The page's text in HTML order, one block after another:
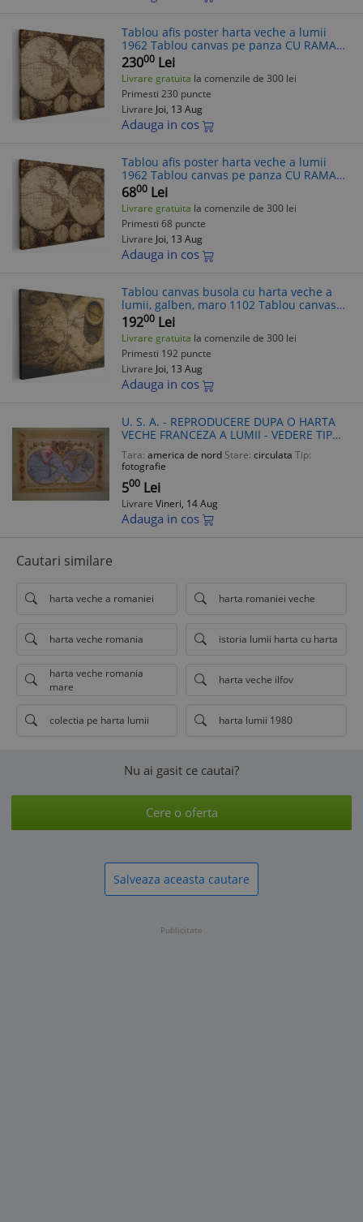
Tablou afis poster harta veche a lumii
1962 Tablou canvas pe panza CU RAMA
60x90 cm
23000 Lei
Livrare gratuita la comenzile de 300 lei
Primesti 230 puncte
Livrare Joi, 13 Aug
Adauga in cos
Tablou afis poster harta veche a lumii
1962 Tablou canvas pe panza CU RAMA
20x30 cm
6800 Lei
Livrare gratuita la comenzile de 300 lei
Primesti 68 puncte
Livrare Joi, 13 Aug
Adauga in cos
Tablou canvas busola cu harta veche a
lumii, galben, maro 1102 Tablou canvas
pe panza CU RAMA 60x80 cm
19200 Lei
Livrare gratuita la comenzile de 300 lei
Primesti 192 puncte
Livrare Joi, 13 Aug
Adauga in cos
U. S. A. - REPRODUCERE DUPA O HARTA
VECHE FRANCEZA A LUMII - VEDERE TIP
FELICITARE - 2 PAGINI - CIRCULATA .
Tara: america de nord Stare: circulata Tip:
fotografie
500 Lei
Livrare Vineri, 14 Aug
Adauga in cos
Cautari similare
harta veche a romaniei harta romaniei veche
harta veche romania istoria lumii harta cu harta
harta veche romania
mare
harta veche ilfov
colectia pe harta lumii harta lumii 1980
Nu ai gasit ce cautai?
Cere o oferta
Salveaza aceasta cautare
Publicitate